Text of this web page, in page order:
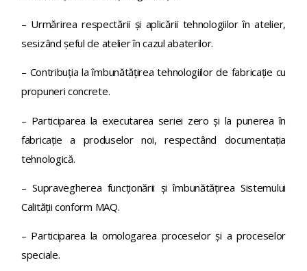
– Urmărirea respectării şi aplicării tehnologiilor în atelier,
sesizând şeful de atelier în cazul abaterilor.
– Contribuţia la îmbunătăţirea tehnologiilor de fabricaţie cu
propuneri concrete.
– Participarea la executarea seriei zero și la punerea în
fabricaţie a produselor noi, respectând documentaţia
tehnologică.
– Supravegherea funcţionării şi îmbunătățirea Sistemului
Calităţii conform MAQ.
– Participarea la omologarea proceselor și a proceselor
speciale.